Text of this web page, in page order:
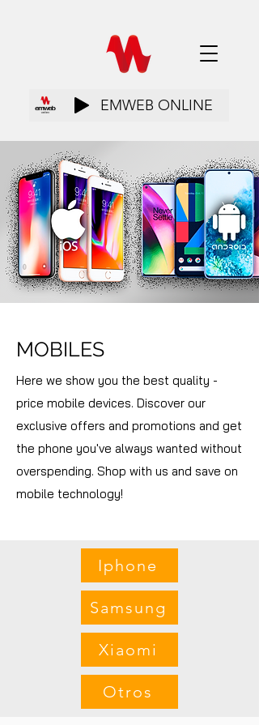
EMWEB ONLINE
MOBILES
Here we show you the best quality -
price mobile devices. Discover our
exclusive offers and promotions and get
the phone you've always wanted without
overspending. Shop with us and save on
mobile technology!
Iphone
Samsung
Xiaomi
Otros